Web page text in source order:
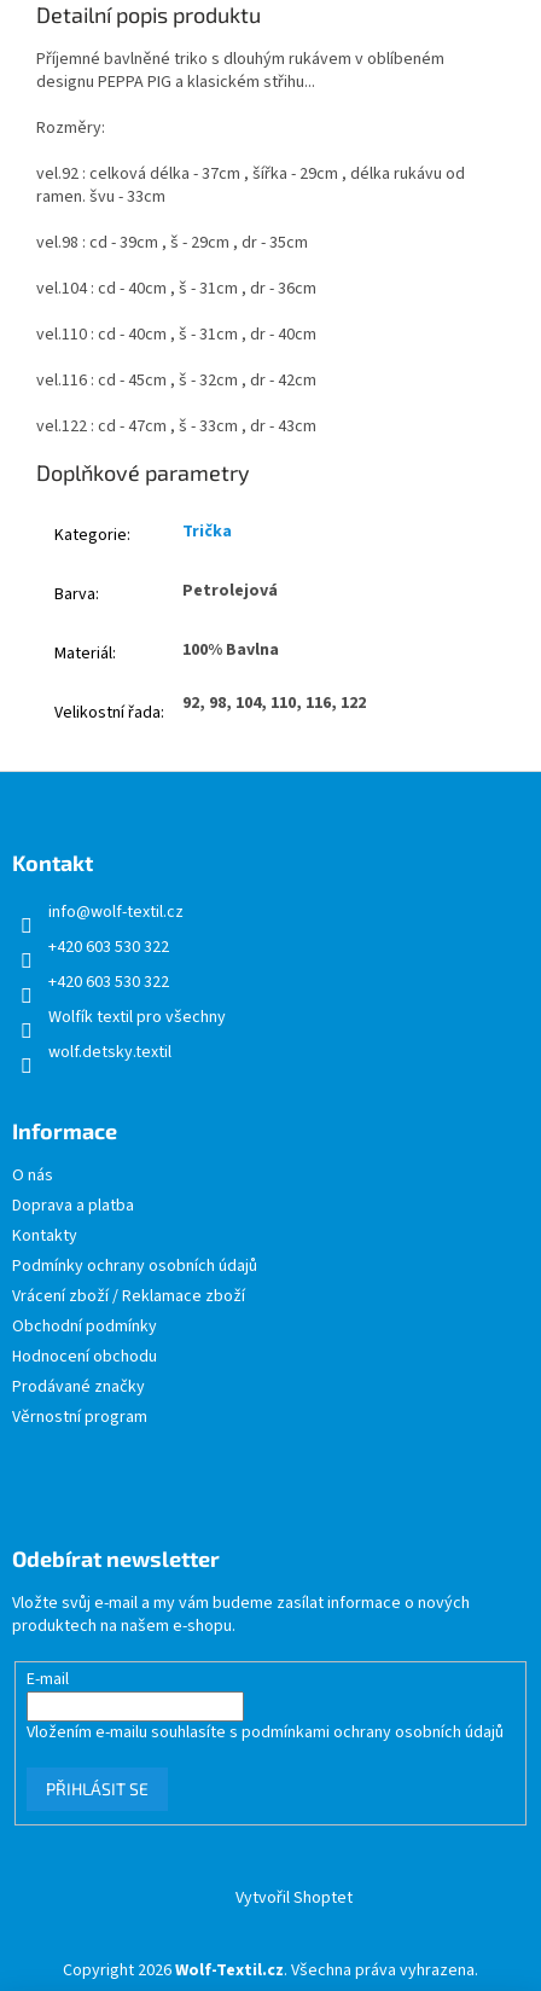
Detailní popis produktu
Příjemné bavlněné triko s dlouhým rukávem v oblíbeném
designu PEPPA PIG a klasickém střihu...
Rozměry:
vel.92 : celková délka - 37cm , šířka - 29cm , délka rukávu od
ramen. švu - 33cm
vel.98 : cd - 39cm , š - 29cm , dr - 35cm
vel.104 : cd - 40cm , š - 31cm , dr - 36cm
vel.110 : cd - 40cm , š - 31cm , dr - 40cm
vel.116 : cd - 45cm , š - 32cm , dr - 42cm
vel.122 : cd - 47cm , š - 33cm , dr - 43cm
Doplňkové parametry
Kategorie: Trička
Barva: Petrolejová
Materiál: 100% Bavlna
Velikostní řada: 92, 98, 104, 110, 116, 122
Kontakt
info@wolf-textil.cz
+420 603 530 322
+420 603 530 322
Wolfík textil pro všechny
wolf.detsky.textil
Informace
O nás
Doprava a platba
Kontakty
Podmínky ochrany osobních údajů
Vrácení zboží / Reklamace zboží
Obchodní podmínky
Hodnocení obchodu
Prodávané značky
Věrnostní program
Odebírat newsletter
Vložte svůj e-mail a my vám budeme zasílat informace o nových
produktech na našem e-shopu.
E-mail
Vložením e-mailu souhlasíte s podmínkami ochrany osobních údajů
PŘIHLÁSIT SE
Vytvořil Shoptet
Copyright 2026Wolf-Textil.cz. Všechna práva vyhrazena.